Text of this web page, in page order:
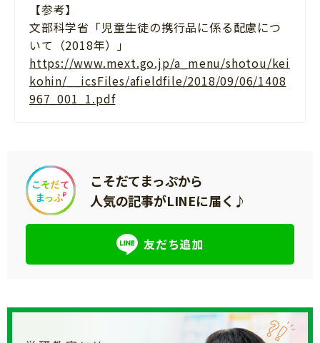
【参考】
文部科学省「児童生徒の携行品に係る配慮につ
いて（2018年）」
https://www.mext.go.jp/a_menu/shotou/kei
kohin/__icsFiles/afieldfile/2018/09/06/1408
967_001_1.pdf
こそだてまっぷから
人気の記事がLINEに届く♪
友だち追加